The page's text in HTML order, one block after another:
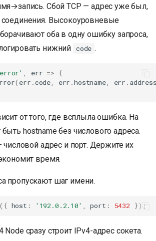
Сбой TCP — адрес уже был,
соединения. Высокоуровневые
оба в одну ошибку запроса,
нижний code .
, err =>
{
( err .code, err .hostname, err .
от того, где всплыла ошибка. На
hostname без числового адреса.
числовой адрес и порт. Держите их
время.
пропускают шаг имени.
({ host : '192.0.2.10' , port : 5432 });
сразу строит IPv4-адрес сокета.